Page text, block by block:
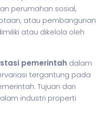
perumahan sosial,
atau pembangunan
atau dikelola oleh
pemerintah dalam
tergantung pada
Tujuan dari
industri properti